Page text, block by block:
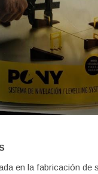
en la fabricación de